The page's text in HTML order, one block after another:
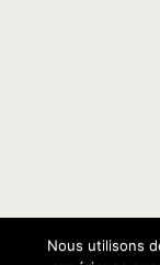
Nous utilisons